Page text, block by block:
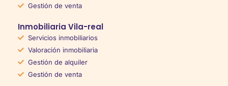
Gestión de venta
Inmobiliaria Vila-real
Servicios inmobiliarios
Valoración inmobiliaria
Gestión de alquiler
Gestión de venta